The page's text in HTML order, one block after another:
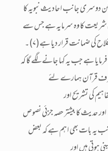
دوسری جانب احادیث نبویہ کا
شریعت کا وہ سرمایہ ہے جس سے
وابستگی کو ہی رسول اکرم ا نے صلاح و فلاح کی ضمانت قرار دیا ہے(۷)۔
ہے جب یہ کہا جانے لگے گا کہ
قرآن ہمارے لئے
کی تشریح اور
حدیث کا بیشتر حصہ جزئی نصوص
یہ بات بھی اہم ہے کہ بعض